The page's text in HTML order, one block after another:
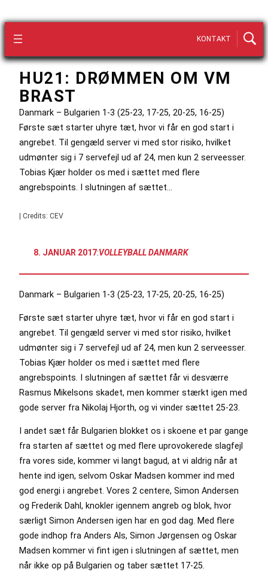
KONTAKT
HU21: DRØMMEN OM VM
BRAST
Danmark – Bulgarien 1-3 (25-23, 17-25, 20-25, 16-25)
Første sæt starter uhyre tæt, hvor vi får en god start i
angrebet. Til gengæld server vi med stor risiko, hvilket
udmønter sig i 7 servefejl ud af 24, men kun 2 serveesser.
Tobias Kjær holder os med i sættet med flere
angrebspoints. I slutningen af sættet…
| Credits: CEV
8. JANUAR 2017:VOLLEYBALL DANMARK
Danmark – Bulgarien 1-3 (25-23, 17-25, 20-25, 16-25)
Første sæt starter uhyre tæt, hvor vi får en god start i
angrebet. Til gengæld server vi med stor risiko, hvilket
udmønter sig i 7 servefejl ud af 24, men kun 2 serveesser.
Tobias Kjær holder os med i sættet med flere
angrebspoints. I slutningen af sættet får vi desværre
Rasmus Mikelsons skadet, men kommer stærkt igen med
gode server fra Nikolaj Hjorth, og vi vinder sættet 25-23.
I andet sæt får Bulgarien blokket os i skoene et par gange
fra starten af sættet og med flere uprovokerede slagfejl
fra vores side, kommer vi langt bagud, at vi aldrig når at
hente ind igen, selvom Oskar Madsen kommer ind med
god energi i angrebet. Vores 2 centere, Simon Andersen
og Frederik Dahl, knokler igennem angreb og blok, hvor
særligt Simon Andersen igen har en god dag. Med flere
gode indhop fra Anders Als, Simon Jørgensen og Oskar
Madsen kommer vi fint igen i slutningen af sættet, men
når ikke op på Bulgarien og taber sættet 17-25.